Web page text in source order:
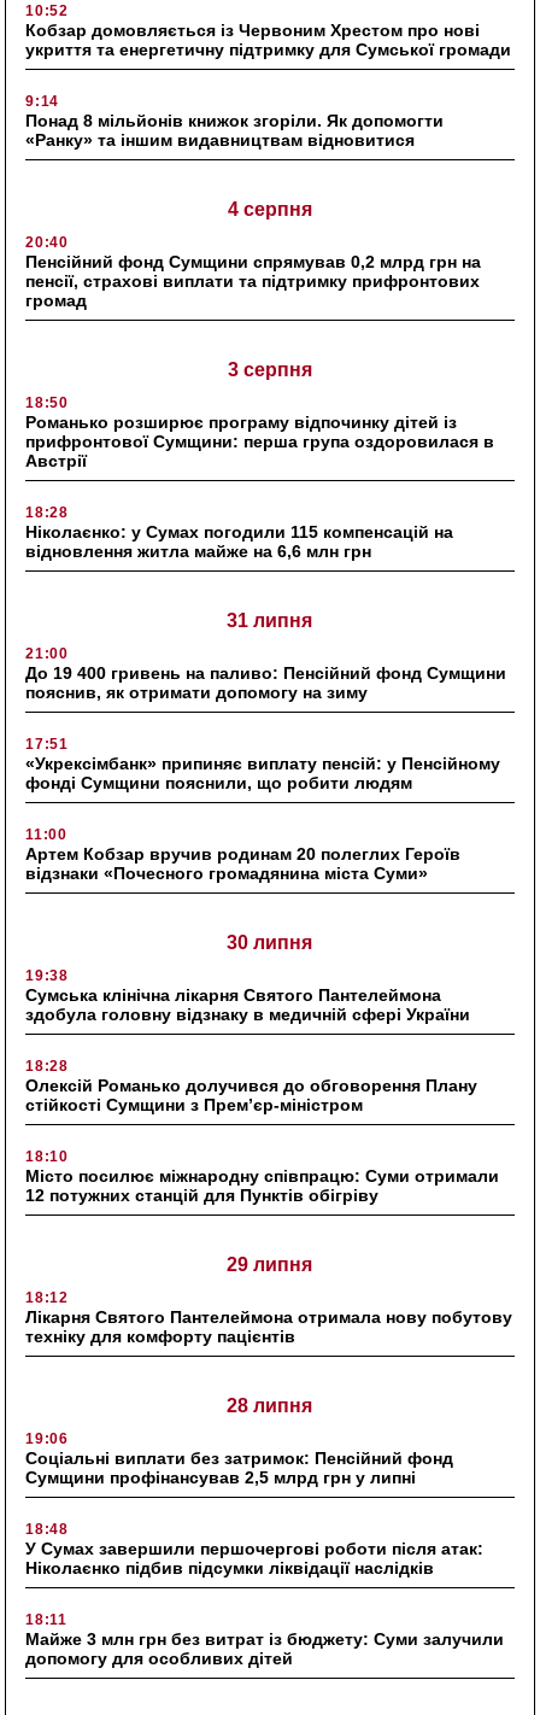
10:52
Кобзар домовляється із Червоним Хрестом про нові
укриття та енергетичну підтримку для Сумської громади
9:14
Понад 8 мільйонів книжок згоріли. Як допомогти
«Ранку» та іншим видавництвам відновитися
4 серпня
20:40
Пенсійний фонд Сумщини спрямував 0,2 млрд грн на
пенсії, страхові виплати та підтримку прифронтових
громад
3 серпня
18:50
Романько розширює програму відпочинку дітей із
прифронтової Сумщини: перша група оздоровилася в
Австрії
18:28
Ніколаєнко: у Сумах погодили 115 компенсацій на
відновлення житла майже на 6,6 млн грн
31 липня
21:00
До 19 400 гривень на паливо: Пенсійний фонд Сумщини
пояснив, як отримати допомогу на зиму
17:51
«Укрексімбанк» припиняє виплату пенсій: у Пенсійному
фонді Сумщини пояснили, що робити людям
11:00
Артем Кобзар вручив родинам 20 полеглих Героїв
відзнаки «Почесного громадянина міста Суми»
30 липня
19:38
Сумська клінічна лікарня Святого Пантелеймона
здобула головну відзнаку в медичній сфері України
18:28
Олексій Романько долучився до обговорення Плану
стійкості Сумщини з Прем’єр-міністром
18:10
Місто посилює міжнародну співпрацю: Суми отримали
12 потужних станцій для Пунктів обігріву
29 липня
18:12
Лікарня Святого Пантелеймона отримала нову побутову
техніку для комфорту пацієнтів
28 липня
19:06
Соціальні виплати без затримок: Пенсійний фонд
Сумщини профінансував 2,5 млрд грн у липні
18:48
У Сумах завершили першочергові роботи після атак:
Ніколаєнко підбив підсумки ліквідації наслідків
18:11
Майже 3 млн грн без витрат із бюджету: Суми залучили
допомогу для особливих дітей